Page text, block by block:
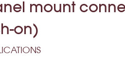
mount
on)